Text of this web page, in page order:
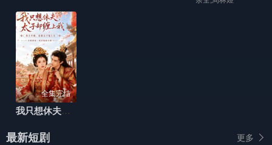
全集完结
我只想休夫，太子却缠上我
最新短剧 更多